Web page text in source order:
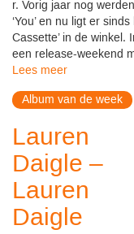
r. Vorig jaar nog
‘You’ en nu ligt er
Cassette’ in de
een release-weekend
Lees meer
Album van de week
Lauren
Daigle –
Lauren
Daigle